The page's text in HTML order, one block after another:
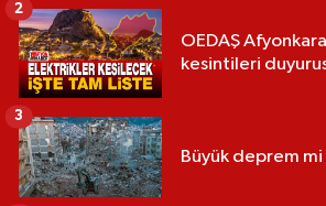
OEDAŞ
kesintileri
2
Büyük deprem
3